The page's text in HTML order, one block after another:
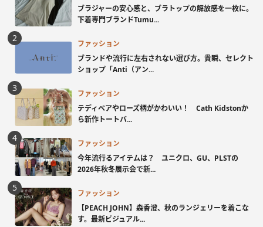
ブラジャーの安心感と、ブラトップの解放感を一枚に。
下着専門ブランドTumu...
ファッション
ブランドや流行に左右されない選び方。貴瞬、セレクト
ショップ「Anti（アン...
ファッション
テディベアやローズ柄がかわいい！ Cath Kidstonか
ら新作トートバ...
ファッション
今年流行るアイテムは？ ユニクロ、GU、PLSTの
2026年秋冬展示会で新...
ファッション
【PEACH JOHN】森香澄、秋のランジェリーを着こな
す。最新ビジュアル...